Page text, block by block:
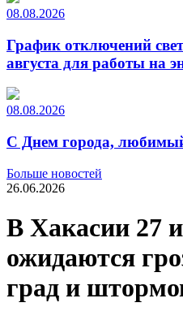
08.08.2026
График отключений
августа для работы на
08.08.2026
С Днем города,
Больше новостей
26.06.2026
В Хакасии 27
ожидаются
град и